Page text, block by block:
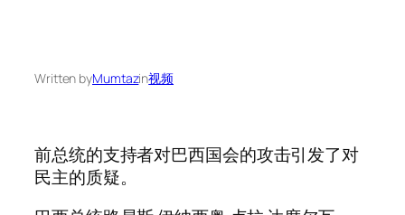
Written byMumtazin视频
前总统的支持者对巴西国会的攻击引发了对
民主的质疑。